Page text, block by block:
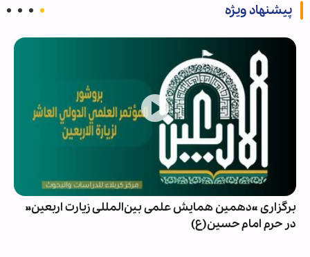
پیشنهاد ویژه
برگزاری «دهمین همایش علمی بین‌المللی زیارت اربعین»
در حرم امام حسین(ع)